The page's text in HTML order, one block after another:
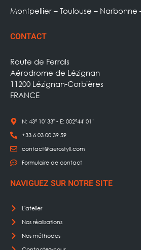
Montpellier – Toulouse – Narbonne
CONTACT
Route de Ferrals
Aérodrome de Lézignan
11200 Lézignan-Corbières
FRANCE
N: 43° 10' 33" - E: 002°44' 01"
+33 6 03 00 39 59
contact@aerostyll.com
Formulaire de contact
NAVIGUEZ SUR NOTRE SITE
L'atelier
Nos réalisations
Nos méthodes